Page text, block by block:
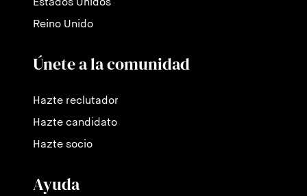
Estados Unidos
Reino Unido
Únete a la comunidad
Hazte reclutador
Hazte candidato
Hazte socio
Ayuda